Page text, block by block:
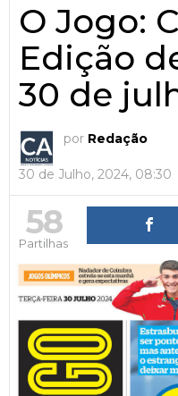
O Jogo:
Edição
30 de
por Redação
30 de Julho, 2024, 08:30
58
Partilhas